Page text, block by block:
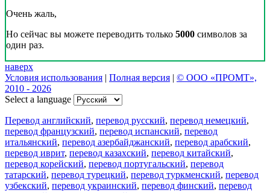
Очень жаль,
Но сейчас вы можете переводить только 5000 символов за
один раз.
наверх
Условия использования | Полная версия | © ООО «ПРОМТ»,
2010 - 2026
Select a language
Перевод английский, перевод русский, перевод немецкий,
перевод французский, перевод испанский, перевод
итальянский, перевод азербайджанский, перевод арабский,
перевод иврит, перевод казахский, перевод китайский,
перевод корейский, перевод португальский, перевод
татарский, перевод турецкий, перевод туркменский, перевод
узбекский, перевод украинский, перевод финский, перевод